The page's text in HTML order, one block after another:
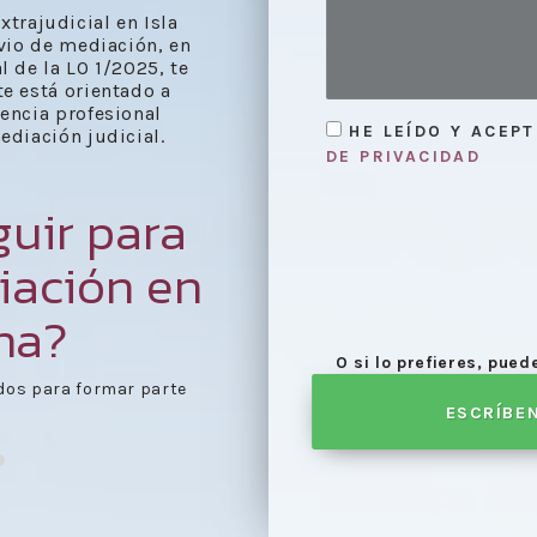
en Isla
de mediación, en
la LO 1/2025, te
está orientado a
profesional
judicial.
para
en
agenda día de
HE LEÍDO Y
DE PRIVACIDAD
O si lo prefieres,